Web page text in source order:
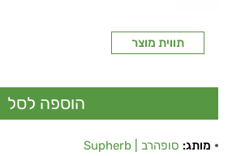
תווית מוצר
מותג: סופהרב | Supherb